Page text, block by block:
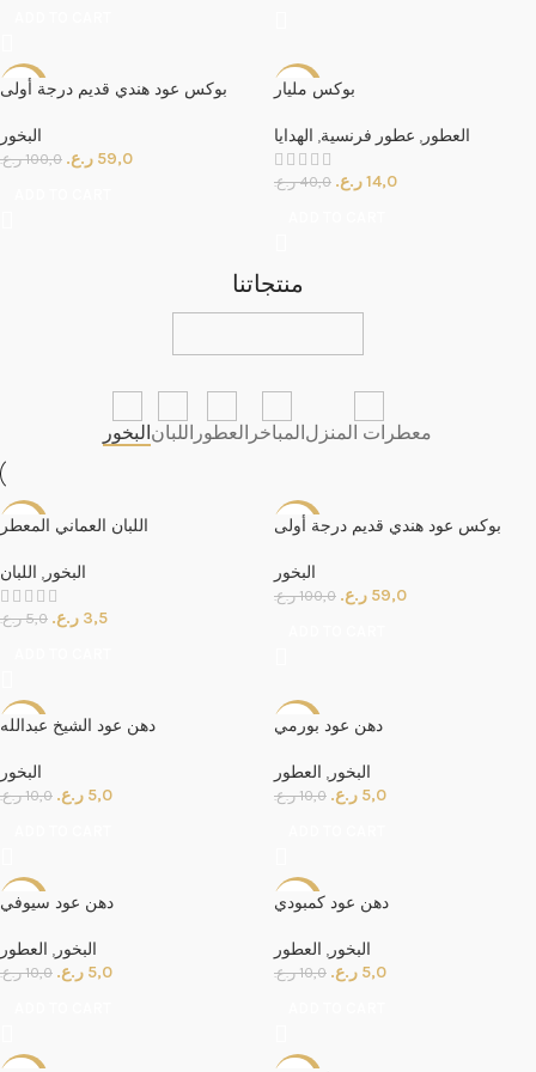
-41%
بوكس عود هندي قديم درجة أولى
البخور
100,0 ر.ع. 59,0 ر.ع.
-65%
بوكس مليار
العطور , عطور فرنسية, الهدايا
40,0 ر.ع. 14,0ر.ع.
منتجاتنا
البخوراللبان العطور المباخرمعطرات المنزل
-30%
اللبان العماني المعطر
البخور , اللبان
5,0 ر.ع. 3,5 ر.ع.
-41%
بوكس عود هندي قديم درجة أولى
البخور
100,0 ر.ع. 59,0 ر.ع.
-50%
دهن عود الشيخ عبدالله
البخور
10,0 ر.ع. 5,0 ر.ع.
-50%
دهن عود بورمي
البخور, العطور
10,0 ر.ع. 5,0 ر.ع.
-50%
دهن عود سيوفي
البخور , العطور
10,0 ر.ع. 5,0 ر.ع.
-50%
دهن عود كمبودي
البخور, العطور
10,0 ر.ع. 5,0 ر.ع.